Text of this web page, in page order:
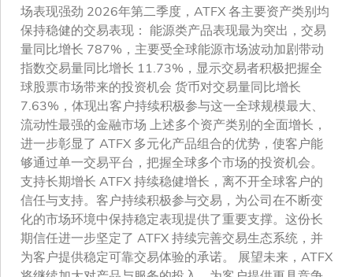
场表现强劲 2026年第二季度，ATFX 各主要资产类别均
保持稳健的交易表现： 能源类产品表现最为突出，交易
量同比增长 787%，主要受全球能源市场波动加剧带动
指数交易量同比增长 11.73%，显示交易者积极把握全
球股票市场带来的投资机会 货币对交易量同比增长
7.63%，体现出客户持续积极参与这一全球规模最大、
流动性最强的金融市场 上述多个资产类别的全面增长，
进一步彰显了 ATFX 多元化产品组合的优势，使客户能
够通过单一交易平台，把握全球多个市场的投资机会。
支持长期增长 ATFX 持续稳健增长，离不开全球客户的
信任与支持。客户持续积极参与交易，为公司在不断变
化的市场环境中保持稳定表现提供了重要支撑。这份长
期信任进一步坚定了 ATFX 持续完善交易生态系统，并
为客户提供稳定可靠交易体验的承诺。 展望未来，ATFX